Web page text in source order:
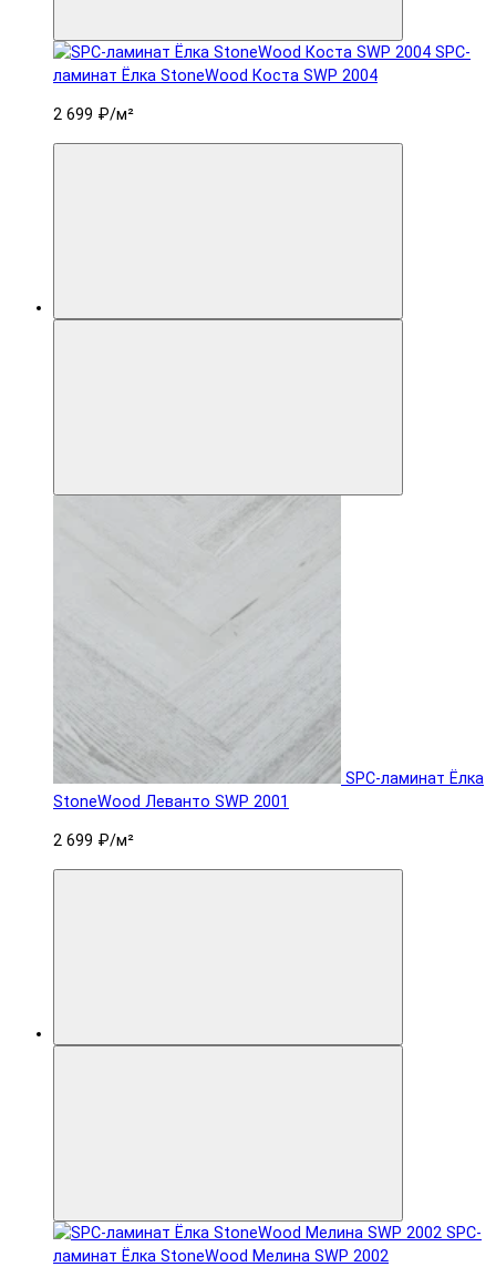
SPC-
ламинат Ëлка StoneWood Коста SWP 2004
2 699 ₽/м²
SPC-ламинат Ëлка
StoneWood Леванто SWP 2001
2 699 ₽/м²
SPC-
ламинат Ëлка StoneWood Мелина SWP 2002